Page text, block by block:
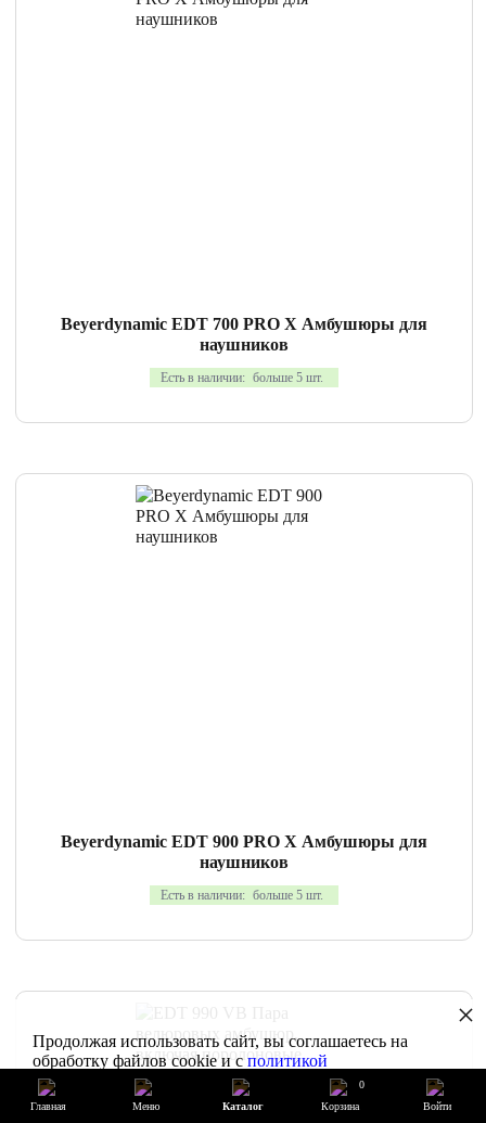
Beyerdynamic EDT 700 PRO X Амбушюры для
наушников
Есть в наличии: больше 5 шт.
Beyerdynamic EDT 900 PRO X Амбушюры для
наушников
Есть в наличии: больше 5 шт.
Продолжая использовать сайт, вы соглашаетесь на
обработку файлов cookie и с политикой
конфиденциальности
×
Главная Меню Каталог Корзина
0
Войти